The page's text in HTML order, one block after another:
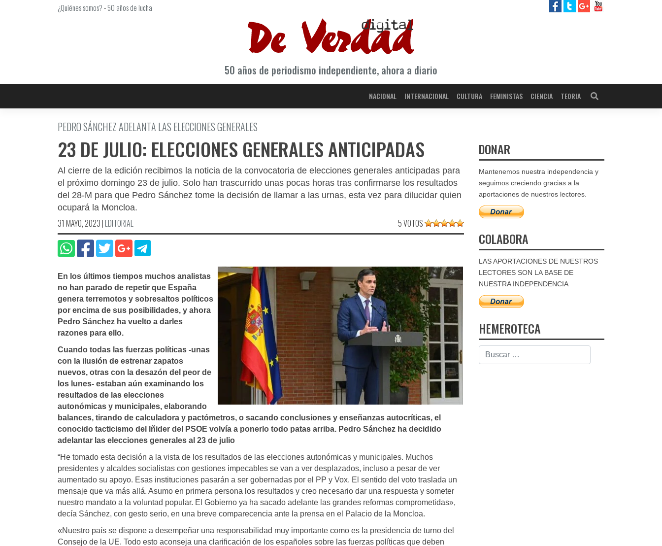
¿Quiénes somos?-50 años de lucha
50 años de periodismo independiente, ahora a diario
NACIONAL INTERNACIONAL CULTURA FEMINISTAS CIENCIA TEORIA
PEDRO SÁNCHEZ ADELANTA LAS ELECCIONES GENERALES
23 DE JULIO: ELECCIONES GENERALES ANTICIPADAS
Al cierre de la edición recibimos la noticia de la convocatoria de elecciones generales anticipadas para
el próximo domingo 23 de julio. Solo han trascurrido unas pocas horas tras confirmarse los resultados
del 28-M para que Pedro Sánchez tome la decisión de llamar a las urnas, esta vez para dilucidar quien
ocupará la Moncloa.
31 MAYO, 2023|EDITORIAL 5 VOTOS
En los últimos tiempos muchos analistas
no han parado de repetir que España
genera terremotos y sobresaltos políticos
por encima de sus posibilidades, y ahora
Pedro Sánchez ha vuelto a darles
razones para ello.
Cuando todas las fuerzas políticas -unas
con la ilusión de estrenar zapatos
nuevos, otras con la desazón del peor de
los lunes- estaban aún examinando los
resultados de las elecciones
autonómicas y municipales, elaborando
balances, tirando de calculadora y pactómetros, o sacando conclusiones y enseñanzas autocríticas, el
conocido tacticismo del lñider del PSOE volvía a ponerlo todo patas arriba. Pedro Sánchez ha decidido
adelantar las elecciones generales al 23 de julio
“He tomado esta decisión a la vista de los resultados de las elecciones autonómicas y municipales. Muchos
presidentes y alcaldes socialistas con gestiones impecables se van a ver desplazados, incluso a pesar de ver
aumentado su apoyo. Esas instituciones pasarán a ser gobernadas por el PP y Vox. El sentido del voto traslada un
mensaje que va más allá. Asumo en primera persona los resultados y creo necesario dar una respuesta y someter
nuestro mandato a la voluntad popular. El Gobierno ya ha sacado adelante las grandes reformas comprometidas»,
decía Sánchez, con gesto serio, en una breve comparecencia ante la prensa en el Palacio de la Moncloa.
«Nuestro país se dispone a desempeñar una responsabilidad muy importante como es la presidencia de turno del
Consejo de la UE. Todo esto aconseja una clarificación de los españoles sobre las fuerzas políticas que deben
DONAR
Mantenemos nuestra independencia y
seguimos creciendo gracias a la
aportaciones de nuestros lectores.
COLABORA
LAS APORTACIONES DE NUESTROS
LECTORES SON LA BASE DE
NUESTRA INDEPENDENCIA
HEMEROTECA